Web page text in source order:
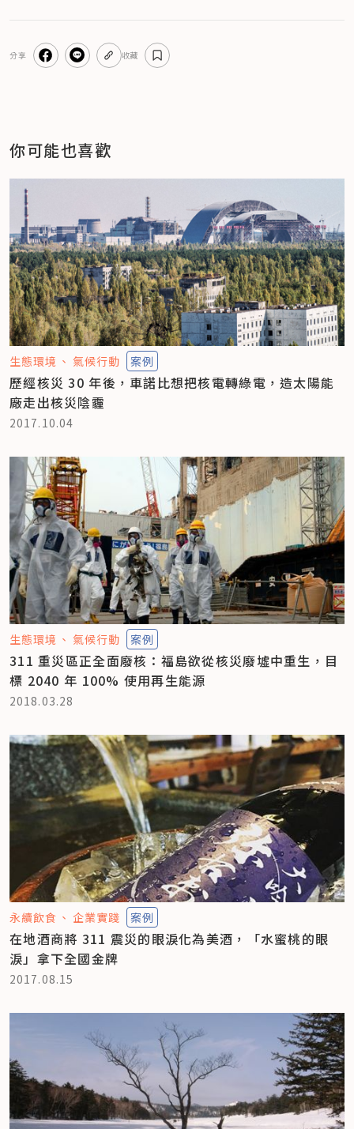
分享 收藏
你可能也喜歡
生態環境 氣候行動 案例
歷經核災 30 年後，車諾比想把核電轉綠電，造太陽能
廠走出核災陰霾
2017.10.04
生態環境 氣候行動 案例
311 重災區正全面廢核：福島欲從核災廢墟中重生，目
標 2040 年 100% 使用再生能源
2018.03.28
永續飲食 企業實踐 案例
在地酒商將 311 震災的眼淚化為美酒，「水蜜桃的眼
淚」拿下全國金牌
2017.08.15